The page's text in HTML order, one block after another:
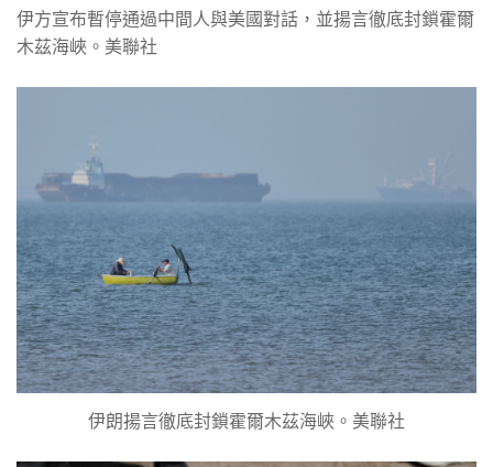
伊方宣布暫停通過中間人與美國對話，並揚言徹底封鎖霍爾
木茲海峽。美聯社
伊朗揚言徹底封鎖霍爾木茲海峽。美聯社